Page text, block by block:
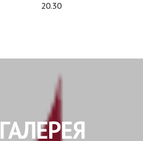
20.30